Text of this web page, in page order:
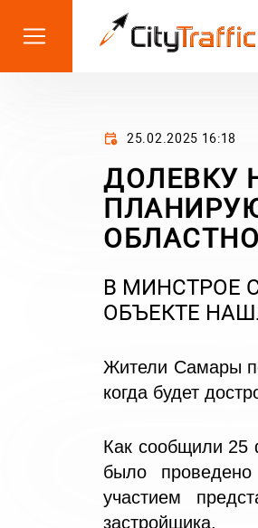
25.02.2025 16:18
ДОЛЕВКУ
В МИНСТРОЕ
ОБЪЕКТЕ
Жители Самары
когда будет
Как сообщили 25
было
участием
застройщика.